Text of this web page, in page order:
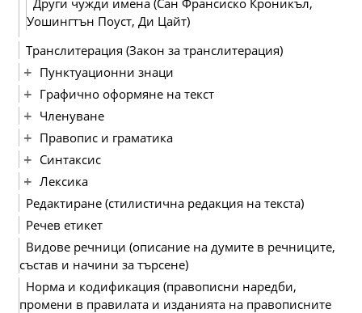
Други чужди имена (Сан Франсиско Кроникъл,
Уошингтън Поуст, Ди Цайт)
Транслитерация (Закон за транслитерация)
Пунктуационни знаци
Графично оформяне на текст
Членуване
Правопис и граматика
Синтаксис
Лексика
Редактиране (стилистична редакция на текста)
Речев етикет
Видове речници (описание на думите в речниците,
състав и начини за търсене)
Норма и кодификация (правописни наредби,
промени в правилата и изданията на правописните